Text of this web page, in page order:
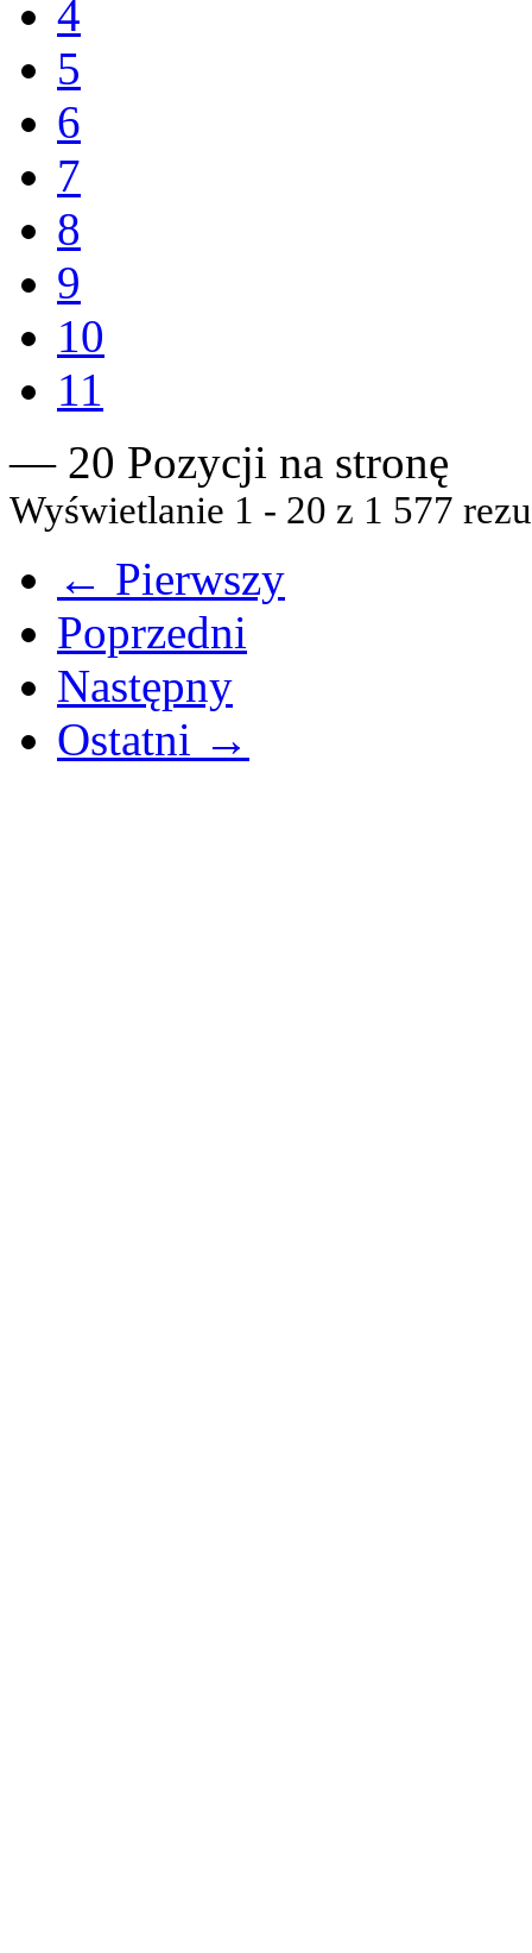
4
5
6
7
8
9
10
11
— 20 Pozycji na stronę
Wyświetlanie 1 - 20 z 1 577
← Pierwszy
Poprzedni
Następny
Ostatni →